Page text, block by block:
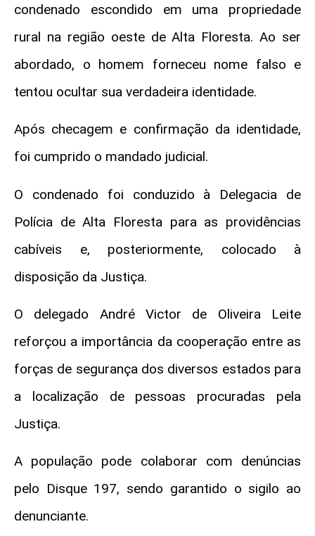
condenado escondido em uma propriedade
rural na região oeste de Alta Floresta. Ao ser
abordado, o homem forneceu nome falso e
tentou ocultar sua verdadeira identidade.
Após checagem e confirmação da identidade,
foi cumprido o mandado judicial.
O condenado foi conduzido à Delegacia de
Polícia de Alta Floresta para as providências
cabíveis e, posteriormente, colocado à
disposição da Justiça.
O delegado André Victor de Oliveira Leite
reforçou a importância da cooperação entre as
forças de segurança dos diversos estados para
a localização de pessoas procuradas pela
Justiça.
A população pode colaborar com denúncias
pelo Disque 197, sendo garantido o sigilo ao
denunciante.